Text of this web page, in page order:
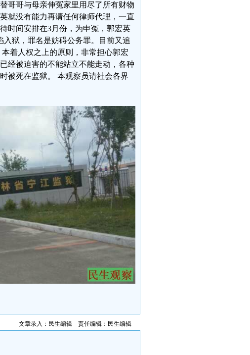
哥哥与母亲伸冤家里用尽了所有财物
就没有能力再请任何律师代理，一直
时间安排在3月份，为申冤，郭宏英
狱，罪名是妨碍公务罪。目前又追
着人权之上的原则，非常担心郭宏
经被迫害的不能站立不能走动，各种
被死在监狱。 本观察员请社会各界
文章录入：民生编辑 责任编辑：民生编辑